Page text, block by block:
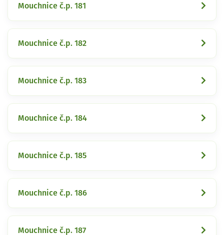
Mouchnice č.p. 181
Mouchnice č.p. 182
Mouchnice č.p. 183
Mouchnice č.p. 184
Mouchnice č.p. 185
Mouchnice č.p. 186
Mouchnice č.p. 187